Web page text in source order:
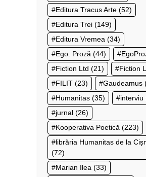
Editura Tracus Arte (52)
Editura Trei (149)
Editura Vremea (34)
Ego. Proză (44)
Fiction Ltd (21) Fiction
FILIT (23) Gaudeamus
Humanitas (35) interviu
jurnal (26)
Kooperativa Poetică (223)
librăria Humanitas de la
(72)
Marian Ilea (33)